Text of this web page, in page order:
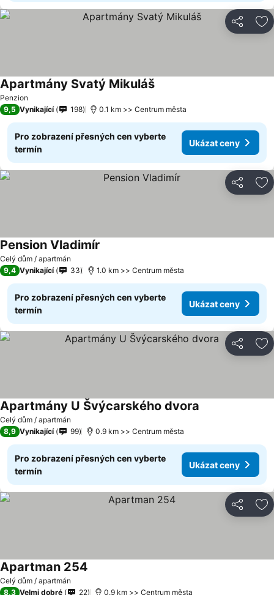
Sdílet
Penzion
Apartmány Svatý MikulášUkázat ceny
9,5 Vynikající 198 0.1 km >> Centrum města
Pro zobrazení přesných cen vyberte
termín
Ukázat ceny
Sdílet
Celý dům / apartmán
Pension Vladimír
9,4 Vynikající 33 1.0 km >> Centrum města
Pro zobrazení přesných cen vyberte
termín
Ukázat ceny
Sdílet
Celý dům / apartmán
Apartmány U Švýcarského dvora
8,9 Vynikající 99 0.9 km >> Centrum města
Pro zobrazení přesných cen vyberte
termín
Ukázat ceny
Sdílet
Celý dům / apartmán
Apartman 254
8,3 Velmi dobré 22 0.9 km >> Centrum města